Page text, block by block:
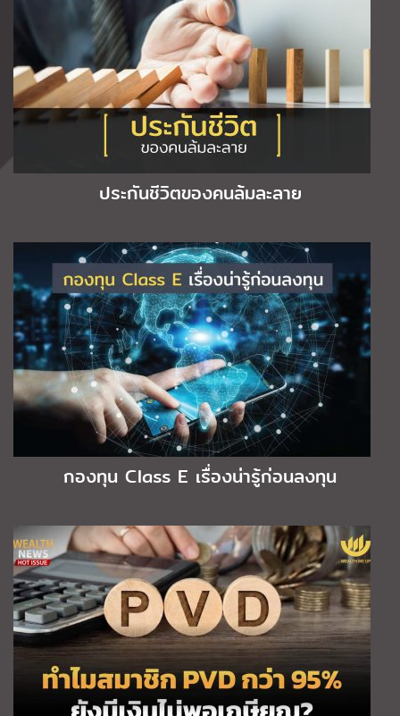
ประกันชีวิตของคนล้มละลาย
กองทุน Class E เรื่องน่ารู้ก่อนลงทุน